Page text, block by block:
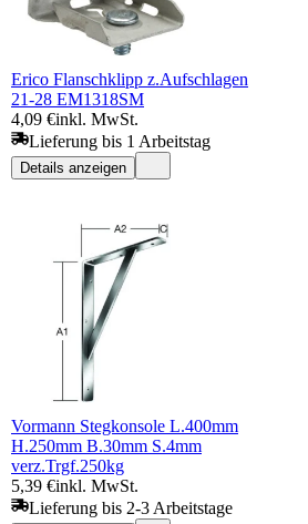
Erico Flanschklipp z.Aufschlagen
21-28 EM1318SM
4,09 €inkl. MwSt.
Lieferung bis 1 Arbeitstag
Details anzeigen
Vormann Stegkonsole L.400mm
H.250mm B.30mm S.4mm
verz.Trgf.250kg
5,39 €inkl. MwSt.
Lieferung bis 2-3 Arbeitstage